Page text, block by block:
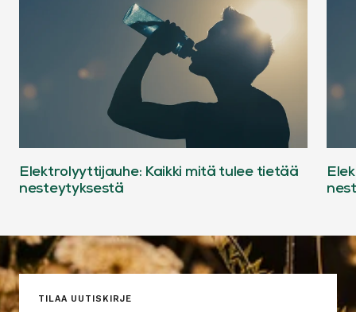
Elektrolyyttijauhe: Kaikki mitä tulee tietää
nesteytyksestä
TILAA UUTISKIRJE